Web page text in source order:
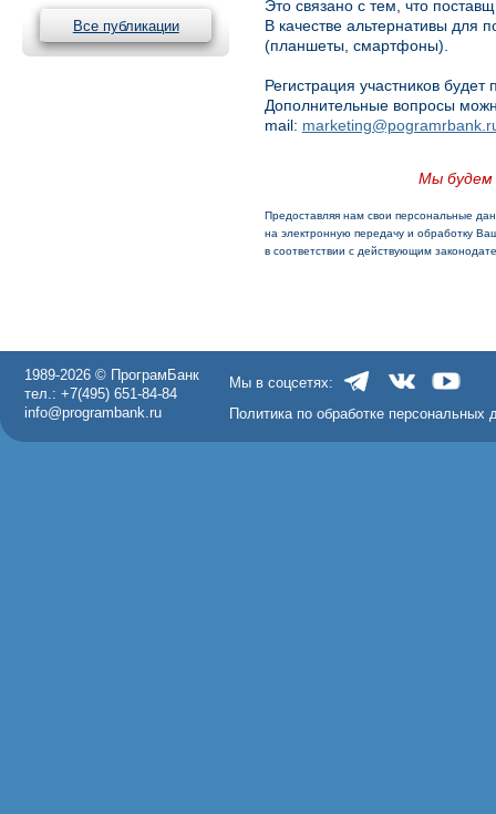
Все публикации
Это связано с тем, что
В качестве альтернативы для
(планшеты, смартфоны).
Регистрация участников будет
Дополнительные вопросы
mail:
Мы будем
Предоставляя нам свои персональные
на электронную передачу и обработку
в соответствии с действующим
1989-2026 © ПрограмБанк
тел.: +7(495) 651-84-84
info@programbank.ru
Мы в соцсетях:
Политика по обработке персональных